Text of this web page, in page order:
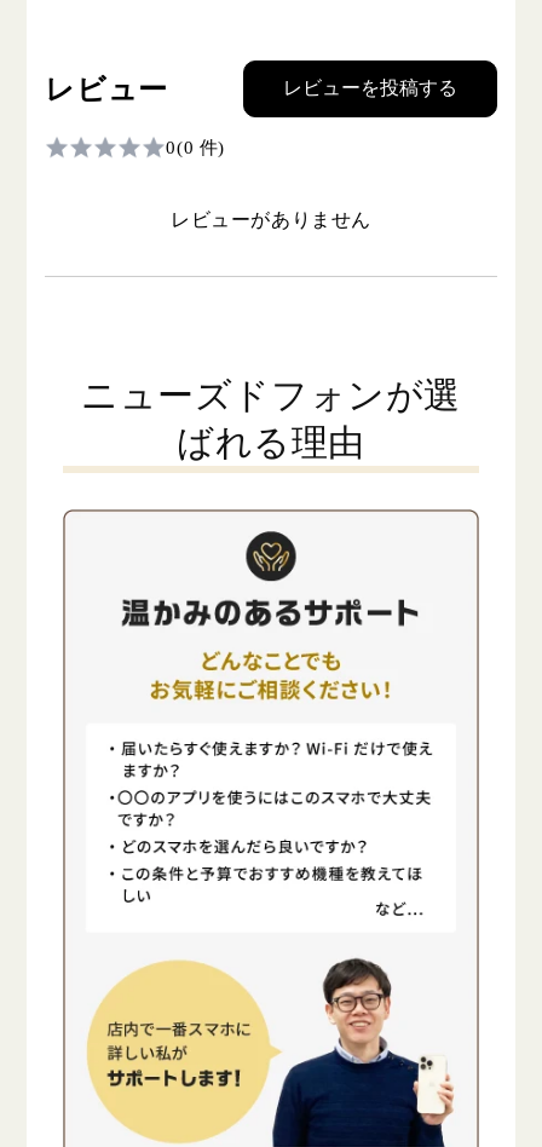
レビュー レビューを投稿する
0(0 件)
レビューがありません
ニューズドフォンが選
ばれる理由